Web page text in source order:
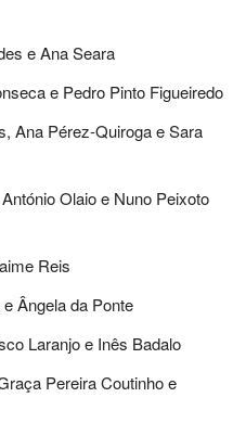
e Ana Seara
e Pedro Pinto Figueiredo
Ana Pérez-Quiroga e Sara
Olaio e Nuno Peixoto
Reis
Ângela da Ponte
Laranjo e Inês Badalo
Pereira Coutinho e